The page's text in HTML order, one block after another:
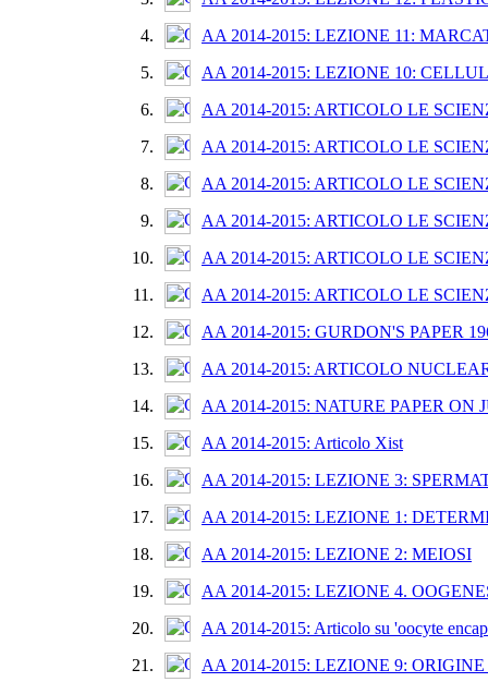
4.
AA 2014-2015: LEZIONE 11:
5.
AA 2014-2015: LEZIONE 10:
6.
AA 2014-2015: ARTICOLO LE
7.
AA 2014-2015: ARTICOLO LE
8.
AA 2014-2015: ARTICOLO LE
9.
AA 2014-2015: ARTICOLO LE
10.
AA 2014-2015: ARTICOLO LE
11.
AA 2014-2015: ARTICOLO LE
12.
AA 2014-2015: GURDON'S PAPER
13.
AA 2014-2015: ARTICOLO
14.
AA 2014-2015: NATURE PAPER ON
15.
AA 2014-2015: Articolo Xist
16.
AA 2014-2015: LEZIONE 3:
17.
AA 2014-2015: LEZIONE 1:
18.
AA 2014-2015: LEZIONE 2: MEIOSI
19.
AA 2014-2015: LEZIONE 4.
20.
AA 2014-2015: Articolo su 'oocyte
21.
AA 2014-2015: LEZIONE 9: